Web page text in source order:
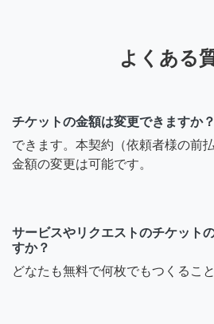
よくある
チケットの金額は変更できますか？
できます。本契約（依頼者様の前
金額の変更は可能です。
サービスやリクエストのチケット
すか？
どなたも無料で何枚でもつくるこ